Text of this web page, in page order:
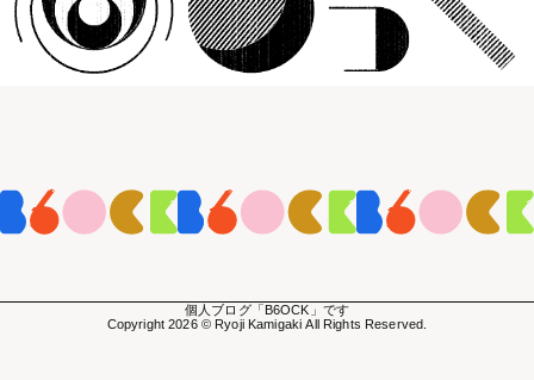
個人ブログ「B6OCK」です
Copyright 2026 © Ryoji Kamigaki All Rights Reserved.